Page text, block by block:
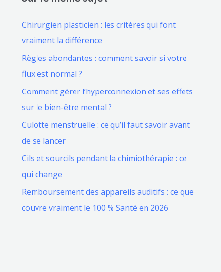
Chirurgien plasticien : les critères qui font
vraiment la différence
Règles abondantes : comment savoir si votre
flux est normal ?
Comment gérer l’hyperconnexion et ses effets
sur le bien-être mental ?
Culotte menstruelle : ce qu’il faut savoir avant
de se lancer
Cils et sourcils pendant la chimiothérapie : ce
qui change
Remboursement des appareils auditifs : ce que
couvre vraiment le 100 % Santé en 2026